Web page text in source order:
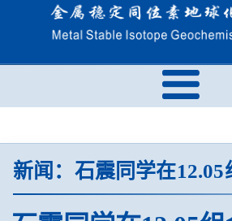
新闻：石震同学在